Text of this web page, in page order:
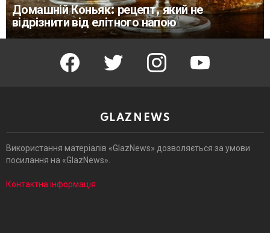
Домашній Коньяк: рецепт, який не
відрізнити від елітного напою
facebook twitter instagram youtube
GLAZNEWS
Використання матеріалів «GlazNews» дозволяється за умови
посилання на «GlazNews».
Контактна інформація